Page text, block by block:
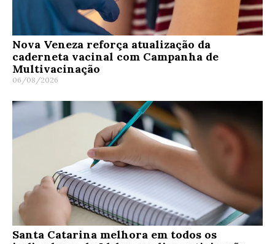
Nova Veneza reforça atualização da
caderneta vacinal com Campanha de
Multivacinação
06/08/2026
Santa Catarina melhora em todos os